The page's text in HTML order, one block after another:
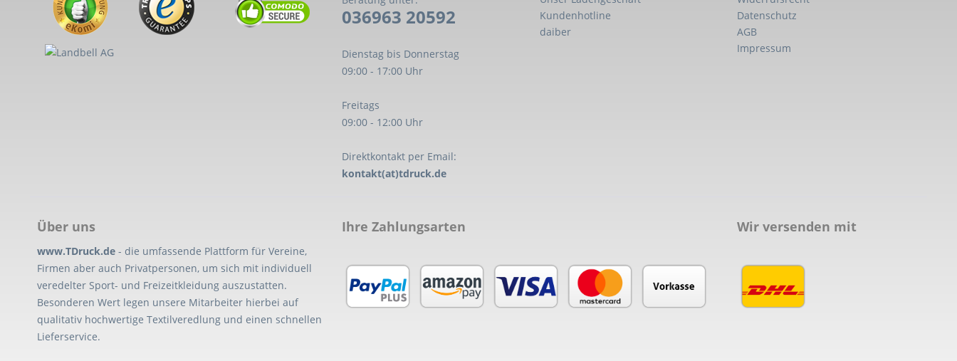
036963 20592
Dienstag bis Donnerstag
09:00 - 17:00 Uhr
Freitags
09:00 - 12:00 Uhr
Direktkontakt per Email:
kontakt(at)tdruck.de
Kundenhotline
daiber
Datenschutz
AGB
Impressum
Über uns
www.TDruck.de - die umfassende Plattform für Vereine,
Firmen aber auch Privatpersonen, um sich mit individuell
veredelter Sport- und Freizeitkleidung auszustatten.
Besonderen Wert legen unsere Mitarbeiter hierbei auf
qualitativ hochwertige Textilveredlung und einen schnellen
Lieferservice.
Ihre Zahlungsarten Wir versenden mit